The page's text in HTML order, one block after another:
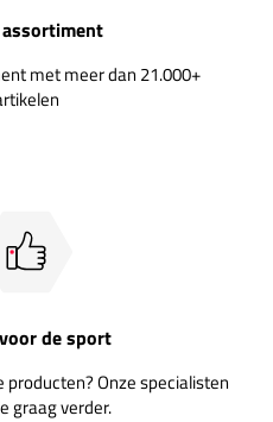
met meer dan 21.000+
de sport
producten? Onze specialisten
graag verder.